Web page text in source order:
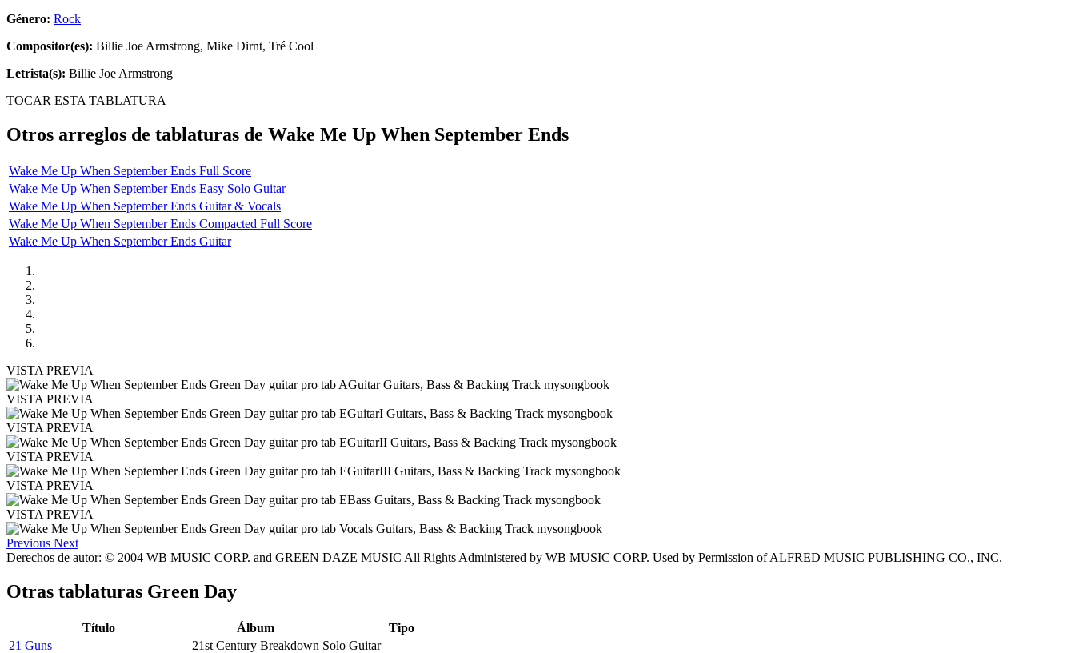
Género: Rock
Compositor(es): Billie Joe Armstrong, Mike Dirnt, Tré Cool
Letrista(s): Billie Joe Armstrong
TOCAR ESTA TABLATURA
Otros arreglos de tablaturas de Wake Me Up When September Ends
Wake Me Up When September Ends Full Score
Wake Me Up When September Ends Easy Solo Guitar
Wake Me Up When September Ends Guitar & Vocals
Wake Me Up When September Ends Compacted Full Score
Wake Me Up When September Ends Guitar
VISTA PREVIA
VISTA PREVIA
VISTA PREVIA
VISTA PREVIA
VISTA PREVIA
VISTA PREVIA
Previous Next
Derechos de autor: © 2004 WB MUSIC CORP. and GREEN DAZE MUSIC All Rights Administered by WB MUSIC CORP. Used by Permission of ALFRED MUSIC PUBLISHING CO., INC.
Otras tablaturas Green Day
Título Álbum
Tipo
21 Guns
21st Century Breakdown Solo Guitar